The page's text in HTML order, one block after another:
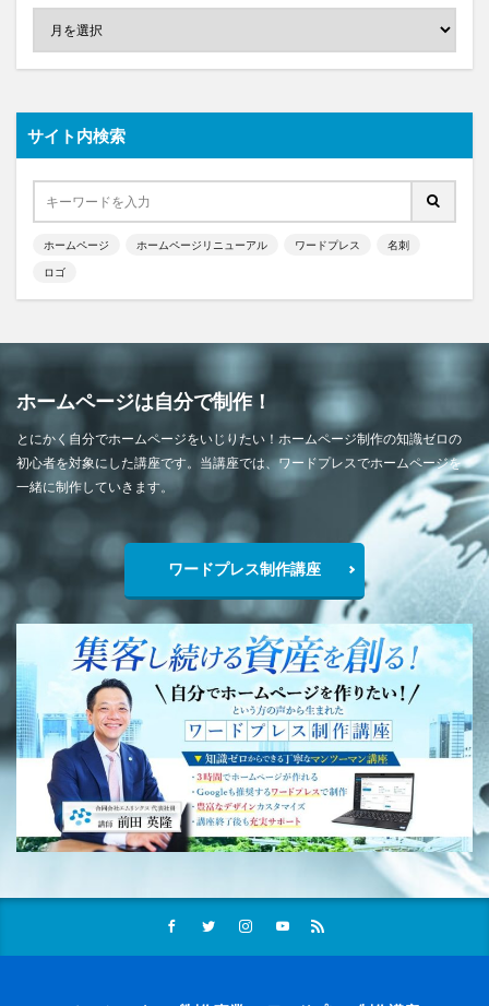
サイト内検索
ホームページ ホームページリニューアル ワードプレス 名刺
ロゴ
ホームページは自分で制作！
とにかく自分でホームページをいじりたい！ホームページ制作の知識ゼロの
初心者を対象にした講座です。当講座では、ワードプレスでホームページを
一緒に制作していきます。
ワードプレス制作講座